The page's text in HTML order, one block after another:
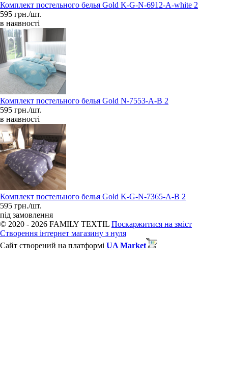
Комплект постельного белья Gold K-G-N-6912-A-white 2
595 грн./шт.
в наявності
Комплект постельного белья Gold N-7553-A-B 2
595 грн./шт.
в наявності
Комплект постельного белья Gold K-G-N-7365-A-B 2
595 грн./шт.
під замовлення
© 2020 - 2026 FAMILY TEXTIL Поскаржитися на зміст
Створення інтернет магазину з нуля
Сайт створений на платформі UA Market